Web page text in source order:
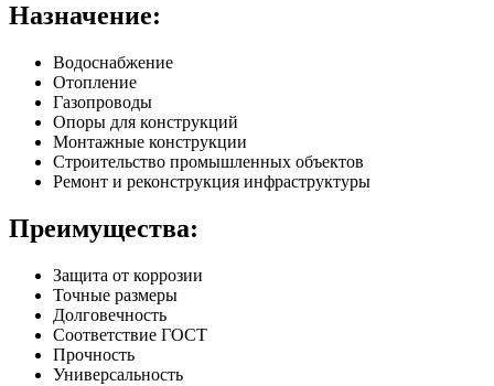
Назначение:
Водоснабжение
Отопление
Газопроводы
Опоры для конструкций
Монтажные конструкции
Строительство промышленных объектов
Ремонт и реконструкция инфраструктуры
Преимущества:
Защита от коррозии
Точные размеры
Долговечность
Соответствие ГОСТ
Прочность
Универсальность